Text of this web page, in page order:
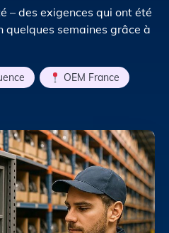
– des exigences qui ont été
quelques semaines grâce à
, OEM France
,